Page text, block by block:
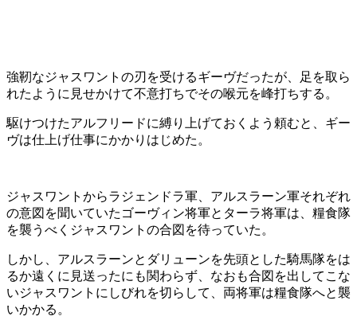
強靭なジャスワントの刃を受けるギーヴだったが、足を取ら
れたように見せかけて不意打ちでその喉元を峰打ちする。
駆けつけたアルフリードに縛り上げておくよう頼むと、ギー
ヴは仕上げ仕事にかかりはじめた。
ジャスワントからラジェンドラ軍、アルスラーン軍それぞれ
の意図を聞いていたゴーヴィン将軍とターラ将軍は、糧食隊
を襲うべくジャスワントの合図を待っていた。
しかし、アルスラーンとダリューンを先頭とした騎馬隊をは
るか遠くに見送ったにも関わらず、なおも合図を出してこな
いジャスワントにしびれを切らして、両将軍は糧食隊へと襲
いかかる。